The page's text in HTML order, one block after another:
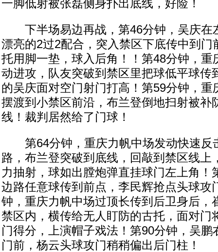
一脚低射被张磊侧身扑出底线，好险！
下半场易边再战，第46分钟，吴庆在
漂亮的2过2配合，突入禁区下底传中到门
托用脚一垫，球入后角！！第48分钟，重
动进攻，队友突破到禁区里把球低平球传
的吴庆面对空门射门打高！第59分钟，重
摆渡到小禁区前沿，布兰登倒地扫射被补
线！裁判居然给了门球！
第64分钟，重庆力帆中场发动快速反
路，布兰登突破到底线，回敲到禁区线上
力抽射，球如出膛炮弹直挂球门左上角！
边路任意球传到前点，李民辉抢点头球攻
钟，重庆力帆中场过顶长传到后卫身后，
禁区内，横传给无人盯防的古托，面对门
门得分，上演帽子戏法！第90分钟，吴鹏
门前，杨云头球攻门稍稍偏出后门柱！